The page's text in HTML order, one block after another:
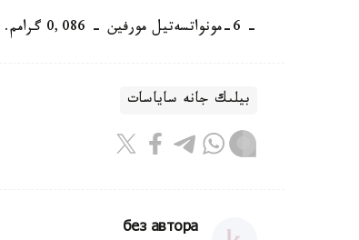
- 6-مونواتسەتيل مورفين - 0,086 گرامم.
بيلىك جانە ساياسات
без автора